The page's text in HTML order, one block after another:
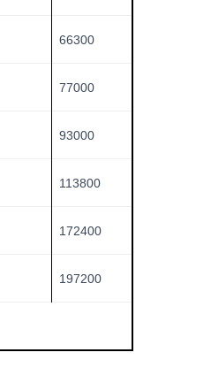
66300
77000
93000
113800
172400
197200